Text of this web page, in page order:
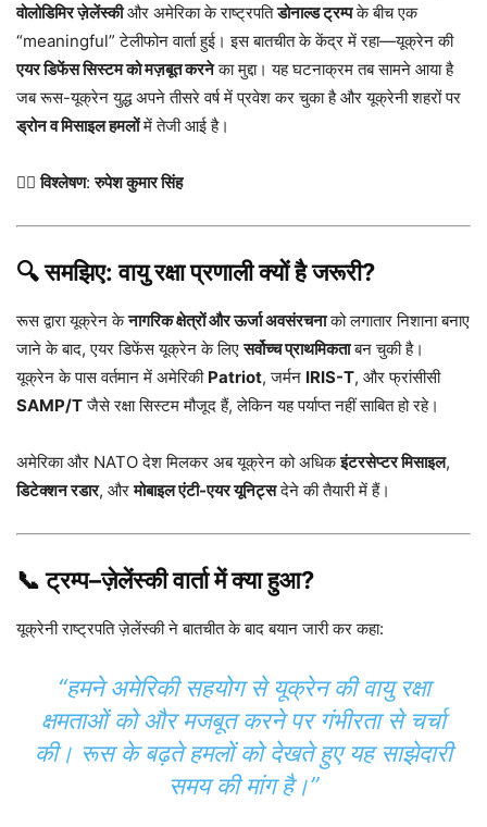
वोलोडिमिर ज़ेलेंस्कीऔर अमेरिका के राष्ट्रपतिडोनाल्ड ट्रम्पके बीच एक
“meaningful” टेलीफोन वार्ता हुई। इस बातचीत के केंद्र में रहा—यूक्रेन की
एयर डिफेंस सिस्टम को मज़बूत करनेका मुद्दा। यह घटनाक्रम तब सामने आया है
जब रूस-यूक्रेन युद्ध अपने तीसरे वर्ष में प्रवेश कर चुका है और यूक्रेनी शहरों पर
ड्रोन व मिसाइल हमलोंमें तेजी आई है।
✍🏻विश्लेषण:रुपेश कुमार सिंह
🔍 समझिए: वायु रक्षा प्रणाली क्यों है जरूरी?
रूस द्वारा यूक्रेन केनागरिक क्षेत्रों और ऊर्जा अवसंरचनाको लगातार निशाना बनाए
जाने के बाद, एयर डिफेंस यूक्रेन के लिएसर्वोच्च प्राथमिकताबन चुकी है।
यूक्रेन के पास वर्तमान में अमेरिकी Patriot, जर्मन IRIS-T, और फ्रांसीसी
SAMP/Tजैसे रक्षा सिस्टम मौजूद हैं, लेकिन यह पर्याप्त नहीं साबित हो रहे।
अमेरिका और NATO देश मिलकर अब यूक्रेन को अधिकइंटरसेप्टर मिसाइल,
डिटेक्शन रडार, औरमोबाइल एंटी-एयर यूनिट्सदेने की तैयारी में हैं।
📞 ट्रम्प–ज़ेलेंस्की वार्ता में क्या हुआ?
यूक्रेनी राष्ट्रपति ज़ेलेंस्की ने बातचीत के बाद बयान जारी कर कहा:
“हमने अमेरिकी सहयोग से यूक्रेन की वायु रक्षा
क्षमताओं को और मजबूत करने पर गंभीरता से चर्चा
की। रूस के बढ़ते हमलों को देखते हुए यह साझेदारी
समय की मांग है।”